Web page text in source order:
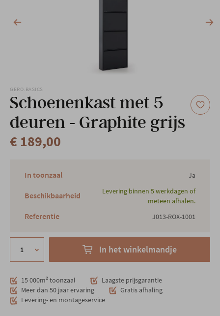
GERO.BASICS
Schoenenkast met 5
deuren - Graphite grijs
€ 189,00
In toonzaal Ja
Beschikbaarheid
Levering binnen 5 werkdagen of
meteen afhalen.
Referentie J013-ROX-1001
In het winkelmandje
15 000m² toonzaal
Laagste prijsgarantie
Meer dan 50 jaar ervaring
Gratis afhaling
Levering- en montageservice